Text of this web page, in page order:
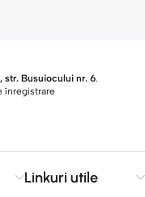
str. Busuiocului nr. 6.
înregistrare
Linkuri utile